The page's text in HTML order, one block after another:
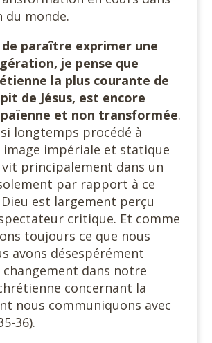
du monde.
de paraître exprimer une
je pense que
la plus courante de
de Jésus, est encore
et non transformée.
si longtemps procédé à
image impériale et statique
vit principalement dans un
par rapport à ce
Dieu est largement perçu
critique. Et comme
toujours ce que nous
avons désespérément
changement dans notre
concernant la
nous communiquons avec
36).